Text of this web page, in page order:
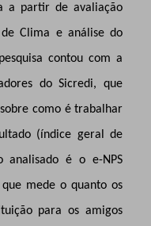
a partir de avaliação
Clima e análise do
contou com a
do Sicredi, que
como é trabalhar
(índice geral de
analisado é o e-NPS
mede o quanto os
para os amigos